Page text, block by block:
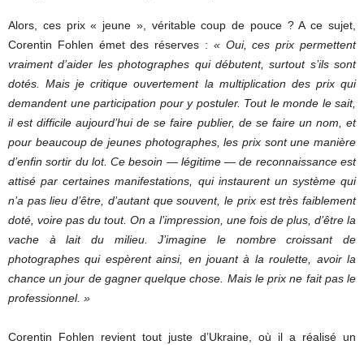
Alors, ces prix « jeune », véritable coup de pouce ? A ce sujet,
Corentin Fohlen émet des réserves : « Oui, ces prix permettent
vraiment d’aider les photographes qui débutent, surtout s’ils sont
dotés. Mais je critique ouvertement la multiplication des prix qui
demandent une participation pour y postuler. Tout le monde le sait,
il est difficile aujourd’hui de se faire publier, de se faire un nom, et
pour beaucoup de jeunes photographes, les prix sont une manière
d’enfin sortir du lot. Ce besoin — légitime — de reconnaissance est
attisé par certaines manifestations, qui instaurent un système qui
n’a pas lieu d’être, d’autant que souvent, le prix est très faiblement
doté, voire pas du tout. On a l’impression, une fois de plus, d’être la
vache à lait du milieu. J’imagine le nombre croissant de
photographes qui espèrent ainsi, en jouant à la roulette, avoir la
chance un jour de gagner quelque chose. Mais le prix ne fait pas le
professionnel. »
Corentin Fohlen revient tout juste d’Ukraine, où il a réalisé un